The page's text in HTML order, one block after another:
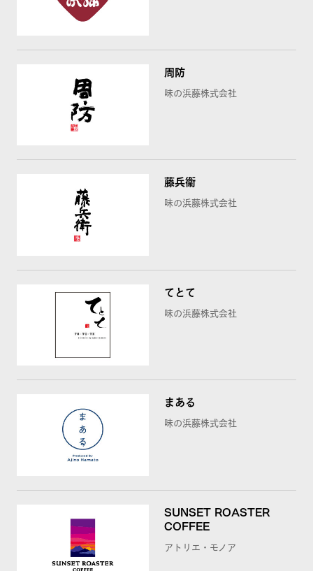
周防
味の浜藤株式会社
藤兵衞
味の浜藤株式会社
てとて
味の浜藤株式会社
まある
味の浜藤株式会社
SUNSET ROASTER
COFFEE
アトリエ・モノア